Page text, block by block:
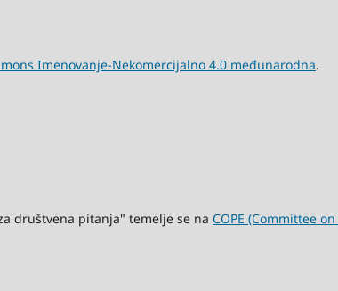
Imenovanje-Nekomercijalno 4.0 međunarodna.
društvena pitanja" temelje se na COPE (Committee